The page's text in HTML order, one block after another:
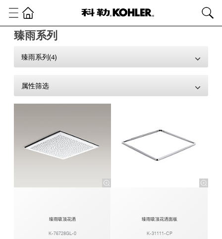
臻雨系列
臻雨系列(4)
属性筛选
臻雨吸顶花洒
K-76728GL-0
臻雨吸顶花洒面板
K-31111-CP